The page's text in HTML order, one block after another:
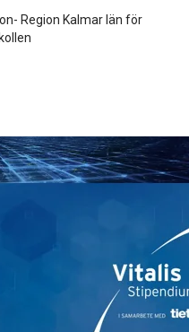
Region Kalmar län för